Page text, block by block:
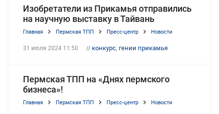
Изобретатели из Прикамья отправились
на научную выставку в Тайвань
Главная Пермская ТПП Пресс-центр Новости
31 июля 2024 11:50 // конкурс, гении прикамья
Пермская ТПП на «Днях пермского
бизнеса»!
Главная Пермская ТПП Пресс-центр Новости